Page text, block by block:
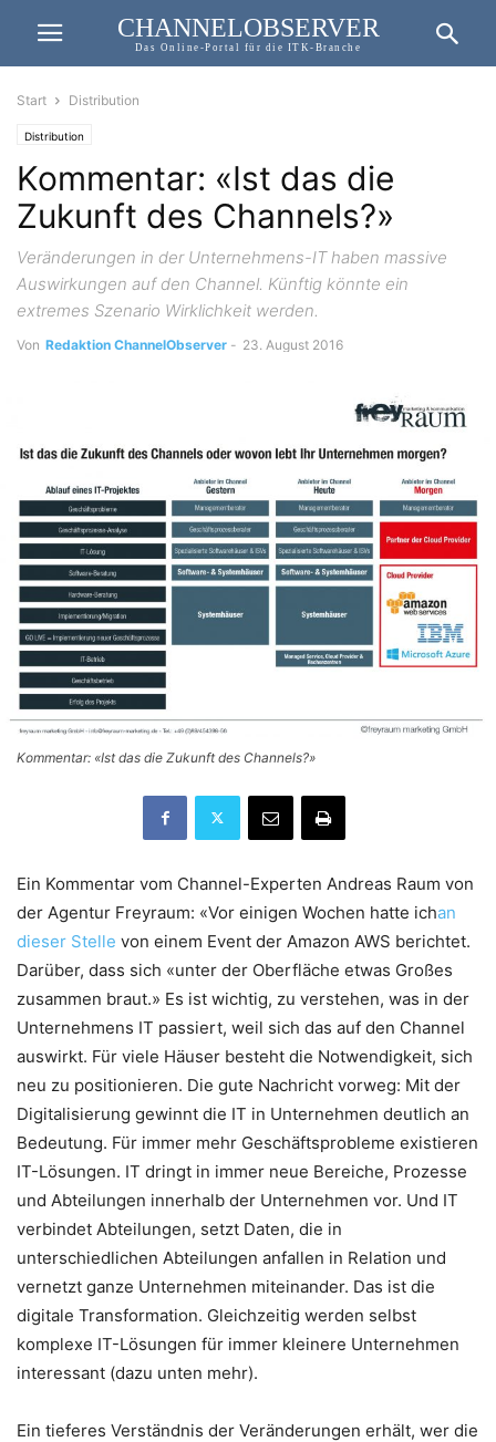
CHANNELOBSERVER
Das Online-Portal für die ITK-Branche
Start Distribution
Distribution
Kommentar: «Ist das die
Zukunft des Channels?»
Veränderungen in der Unternehmens-IT haben massive
Auswirkungen auf den Channel. Künftig könnte ein
extremes Szenario Wirklichkeit werden.
Von Redaktion ChannelObserver - 23. August 2016
Kommentar: «Ist das die Zukunft des Channels?»
Ein Kommentar vom Channel-Experten Andreas Raum von
der Agentur Freyraum: «Vor einigen Wochen hatte ichan
dieser Stelle von einem Event der Amazon AWS berichtet.
Darüber, dass sich «unter der Oberfläche etwas Großes
zusammen braut.» Es ist wichtig, zu verstehen, was in der
Unternehmens IT passiert, weil sich das auf den Channel
auswirkt. Für viele Häuser besteht die Notwendigkeit, sich
neu zu positionieren. Die gute Nachricht vorweg: Mit der
Digitalisierung gewinnt die IT in Unternehmen deutlich an
Bedeutung. Für immer mehr Geschäftsprobleme existieren
IT-Lösungen. IT dringt in immer neue Bereiche, Prozesse
und Abteilungen innerhalb der Unternehmen vor. Und IT
verbindet Abteilungen, setzt Daten, die in
unterschiedlichen Abteilungen anfallen in Relation und
vernetzt ganze Unternehmen miteinander. Das ist die
digitale Transformation. Gleichzeitig werden selbst
komplexe IT-Lösungen für immer kleinere Unternehmen
interessant (dazu unten mehr).
Ein tieferes Verständnis der Veränderungen erhält, wer die